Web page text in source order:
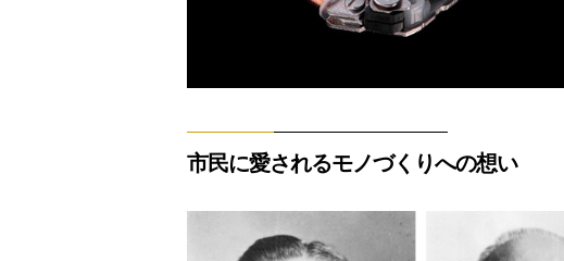
市民に愛されるモノづくりへの想い